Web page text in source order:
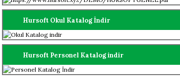
Hursoft Okul Katalog İndir
Hursoft Personel Katalog indir